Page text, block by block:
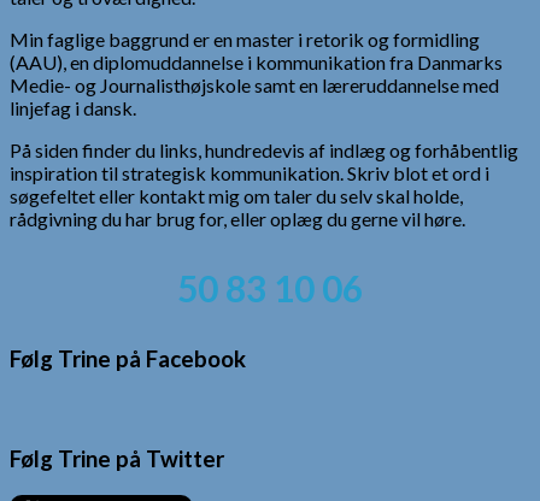
Min faglige baggrund er en master i retorik og formidling
(AAU), en diplomuddannelse i kommunikation fra Danmarks
Medie- og Journalisthøjskole samt en læreruddannelse med
linjefag i dansk.
På siden finder du links, hundredevis af indlæg og forhåbentlig
inspiration til strategisk kommunikation. Skriv blot et ord i
søgefeltet eller kontakt mig om taler du selv skal holde,
rådgivning du har brug for, eller oplæg du gerne vil høre.
50 83 10 06
Følg Trine på Facebook
Følg Trine på Twitter